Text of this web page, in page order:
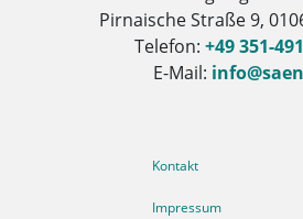
Pirnaische Straße 9,
Telefon: +49 351-
E-Mail:
Kontakt
Impressum